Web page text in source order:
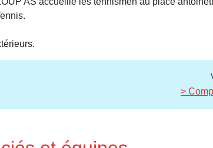
>